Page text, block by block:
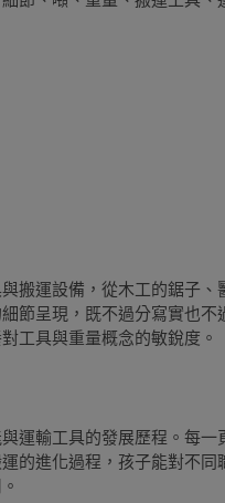
搬運設備，從木工的鋸子、
節呈現，既不過分寫實也不
工具與重量概念的敏銳度。
運輸工具的發展歷程。每一
的進化過程，孩子能對不同